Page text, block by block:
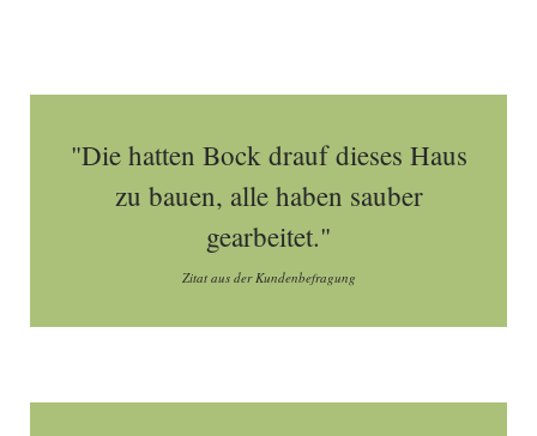
"Die hatten Bock drauf dieses Haus
zu bauen, alle haben sauber
gearbeitet."
Zitat aus der Kundenbefragung